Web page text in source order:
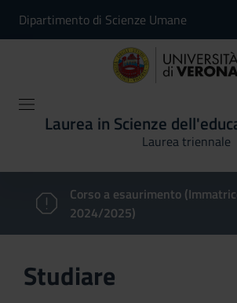
Dipartimento di Scienze Umane
Laurea in Scienze
Laurea triennale
Corso a esaurimento
2024/2025)
Studiare